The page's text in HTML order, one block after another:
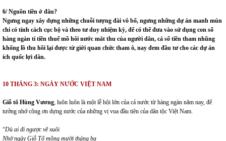
6/ Nguồn tiền ở đâu?
Ngưng ngay xây dựng những chuỗi tượng đài vô bổ, ngưng những dự án manh mún
chỉ có tính cách cục bộ và theo tư duy nhiệm kỳ, để có thể đưa vào sử dụng con số
hàng ngàn tỉ tiền thuế mồ hôi nước mắt thu của người dân, cả số tiền tham nhũng
khổng lồ thu hồi lại được từ giới quan chức tham ô, nay đem đầu tư cho các dự án
ích quốc lợi dân.
10 THÁNG 3: NGÀY NƯỚC VIỆT NAM
Giỗ tổ Hùng Vương, luôn luôn là một lễ hội lớn của cả nước từ hàng ngàn năm nay, để
tưởng nhớ công ơn dựng nước của những vị vua đầu tiên của dân tộc Việt Nam.
“Dù ai đi ngược về xuôi
Nhớ ngày Giỗ Tổ mồng mười tháng ba